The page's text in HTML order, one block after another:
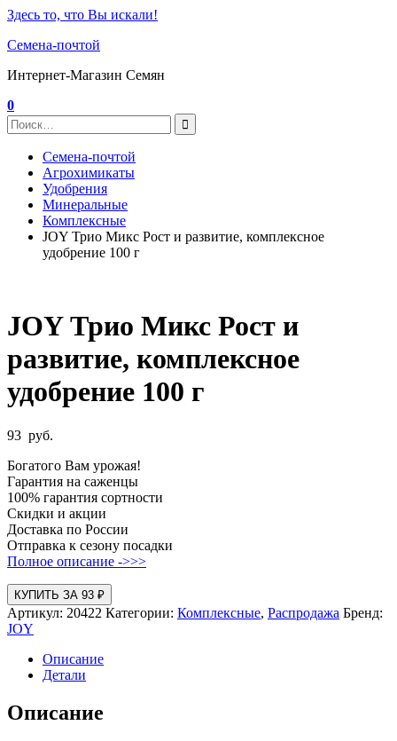
Здесь то, что Вы искали!
Семена-почтой
Интернет-Магазин Семян
0
Семена-почтой
Агрохимикаты
Удобрения
Минеральные
Комплексные
JOY Трио Микс Рост и развитие, комплексное
удобрение 100 г
JOY Трио Микс Рост и
развитие, комплексное
удобрение 100 г
93 руб.
Богатого Вам урожая!
Гарантия на саженцы
100% гарантия сортности
Скидки и акции
Доставка по России
Отправка к сезону посадки
Полное описание ->>>
КУПИТЬ ЗА 93 ₽
Артикул: 20422 Категории: Комплексные, Распродажа Бренд:
JOY
Описание
Детали
Описание